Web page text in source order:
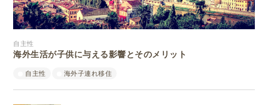
自主性
海外生活が子供に与える影響とそのメリット
自主性 海外子連れ移住